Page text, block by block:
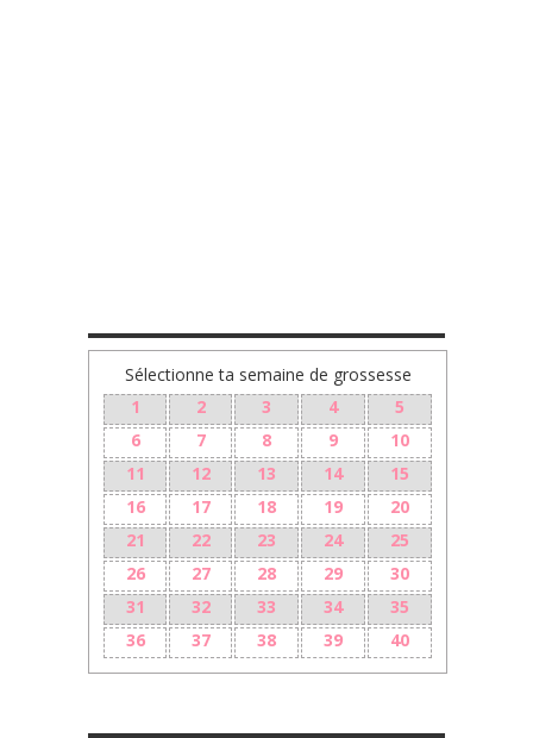
Sélectionne ta semaine de grossesse
1
2 3 4
5
6
7 8 9
10
11
12 13 14
15
16
17 18 19
20
21
22 23 24
25
26
27 28 29
30
31
32 33 34
35
36
37 38 39 40